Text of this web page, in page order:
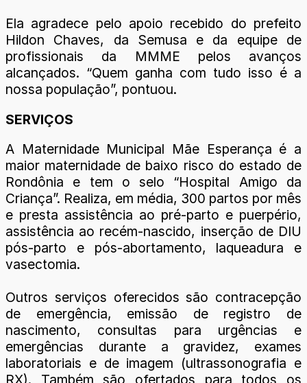
Ela agradece pelo apoio recebido do prefeito
Hildon Chaves, da Semusa e da equipe de
profissionais da MMME pelos avanços
alcançados. “Quem ganha com tudo isso é a
nossa população”, pontuou.
SERVIÇOS
A Maternidade Municipal Mãe Esperança é a
maior maternidade de baixo risco do estado de
Rondônia e tem o selo “Hospital Amigo da
Criança”. Realiza, em média, 300 partos por mês
e presta assistência ao pré-parto e puerpério,
assistência ao recém-nascido, inserção de DIU
pós-parto e pós-abortamento, laqueadura e
vasectomia.
Outros serviços oferecidos são contracepção
de emergência, emissão de registro de
nascimento, consultas para urgências e
emergências durante a gravidez, exames
laboratoriais e de imagem (ultrassonografia e
RX). Também são ofertados para todos os